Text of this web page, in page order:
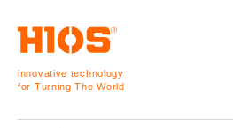
innovative technology
for Turning The World